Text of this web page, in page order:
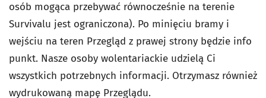
osób mogąca przebywać równocześnie na terenie
Survivalu jest ograniczona). Po minięciu bramy i
wejściu na teren Przegląd z prawej strony będzie info
punkt. Nasze osoby wolentariackie udzielą Ci
wszystkich potrzebnych informacji. Otrzymasz również
wydrukowaną mapę Przeglądu.